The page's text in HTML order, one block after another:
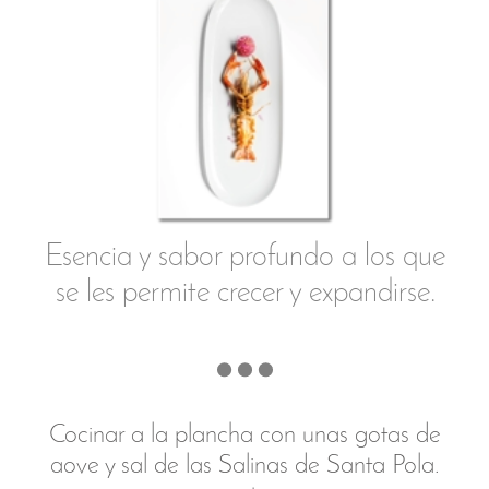
La cuestión sobre qué determina
que una persona se convierta en
MADRE, en MARe, es profunda.
Si te sientes impulsado o
impulsada a bucear en ella, toma
aire y disfruta con todos los
matices de la inmersión.
Y si decides compartir la experiencia
en el lenguaje de las palabras o el
de la creación artística cualquiera
que sea, ¡fluye!
por acompañarme hasta aquí.